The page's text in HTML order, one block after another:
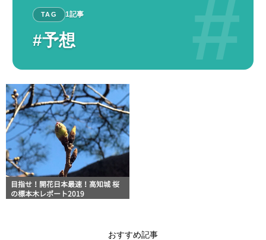
#
TAG 1記事
#予想
目指せ！開花日本最速！高知城 桜
の標本木レポート2019
おすすめ記事